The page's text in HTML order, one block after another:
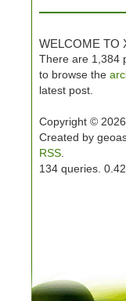
WELCOME TO
There are 1,384
to browse the
latest post.
Copyright © 2026
Created by
RSS
134 queries.